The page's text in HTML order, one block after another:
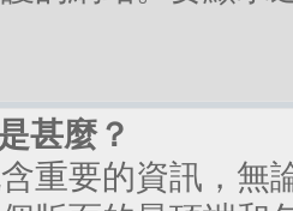
甚麼？
重要的資訊，無